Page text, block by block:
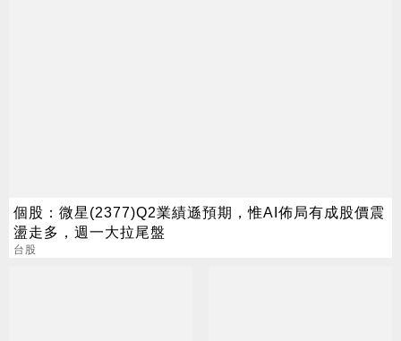
個股：微星(2377)Q2業績遜預期，惟AI佈局有成股價震
盪走多，週一大拉尾盤
台股